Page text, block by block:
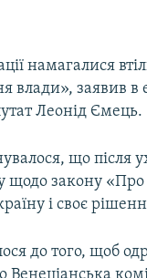
намагалися
заявив в
Леонід Ємець.
що після
щодо закону
і своє
до того, щоб